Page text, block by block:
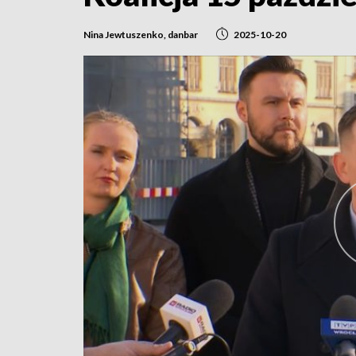
Nina Jewtuszenko, danbar 2025-10-20